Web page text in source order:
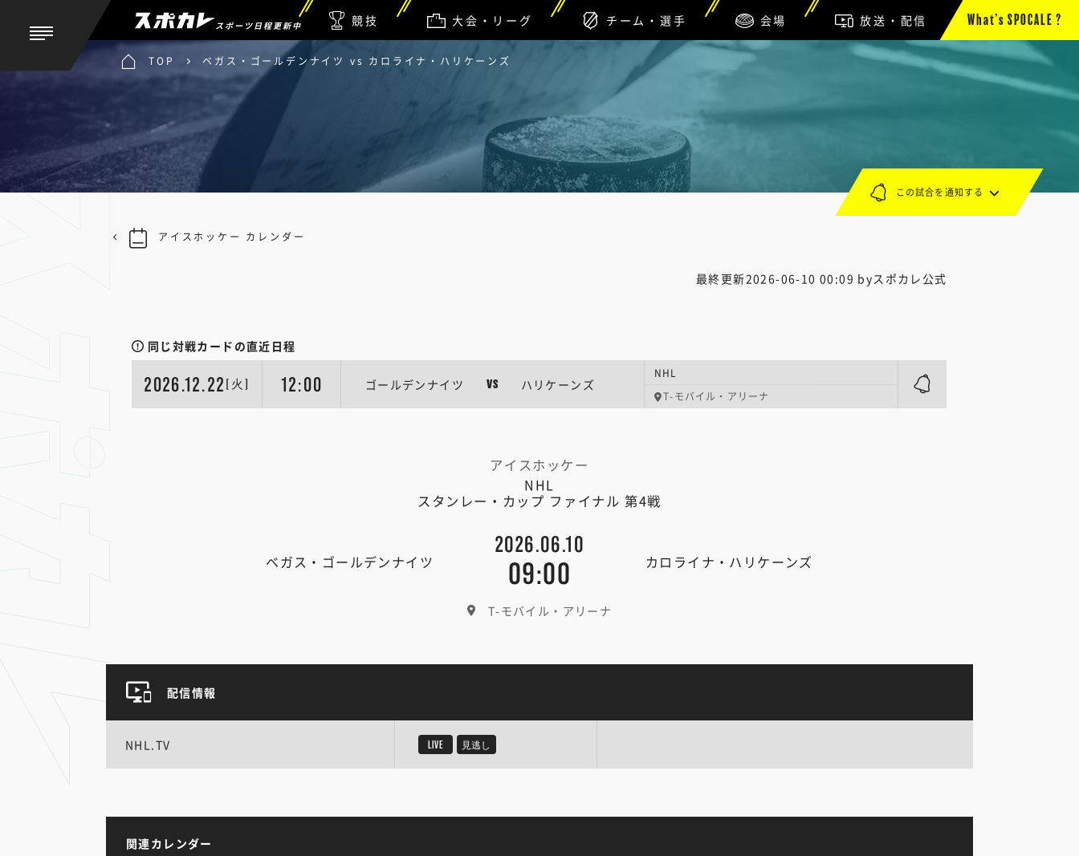
スポーツ日程更新中 競技 大会・リーグ チーム・選手 会場 放送・配信 What’s SPOCALE ?
TOP ベガス・ゴールデンナイツ vs カロライナ・ハリケーンズ
最終更新2026-06-10 00:09 byスポカレ公式
同じ対戦カードの直近日程
2026.12.22 [火] 12:00 ゴールデンナイツ VS ハリケーンズ
NHL
T-モバイル・アリーナ
アイスホッケー
NHL
スタンレー・カップ ファイナル 第4戦
ベガス・ゴールデンナイツ
2026.06.10
09:00 カロライナ・ハリケーンズ
T-モバイル・アリーナ
この試合を通知する
アイスホッケー カレンダー
配信情報
NHL.TV LIVE 見逃し
関連カレンダー